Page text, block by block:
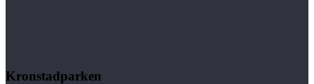
Kronstadparken